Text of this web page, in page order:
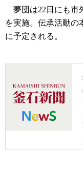
夢団は22日にも市
を実施。伝承活動の
に予定される。